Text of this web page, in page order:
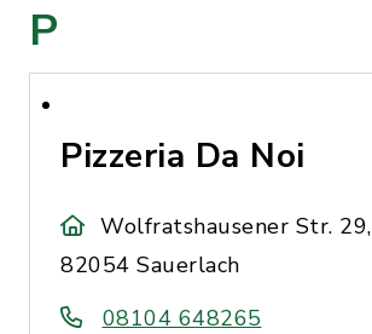
P
Pizzeria Da Noi
Wolfratshausener Str. 29,
82054 Sauerlach
08104 648265